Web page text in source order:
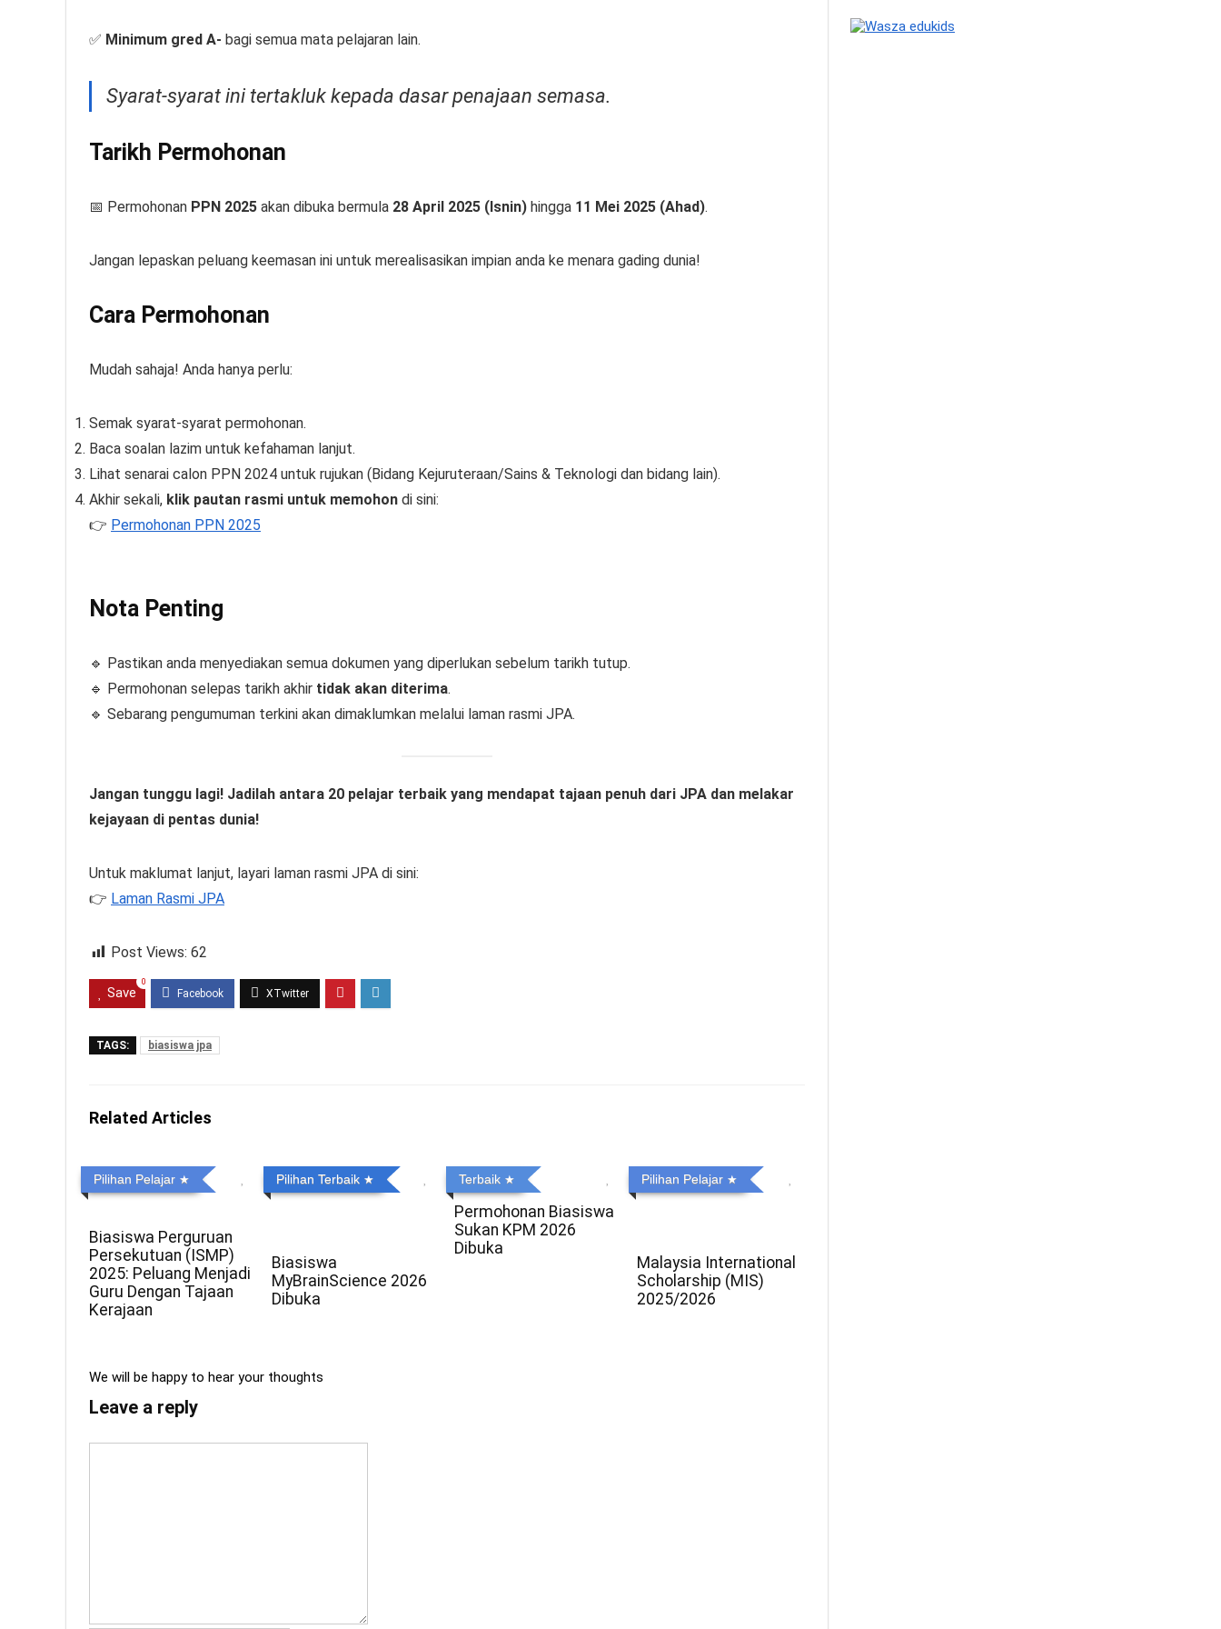
✅ Minimum gred A- bagi semua mata pelajaran lain.
Syarat-syarat ini tertakluk kepada dasar penajaan semasa.
Tarikh Permohonan
📅 Permohonan PPN 2025 akan dibuka bermula 28 April 2025 (Isnin) hingga 11 Mei 2025 (Ahad).
Jangan lepaskan peluang keemasan ini untuk merealisasikan impian anda ke menara gading dunia!
Cara Permohonan
Mudah sahaja! Anda hanya perlu:
Semak syarat-syarat permohonan.
Baca soalan lazim untuk kefahaman lanjut.
Lihat senarai calon PPN 2024 untuk rujukan (Bidang Kejuruteraan/Sains & Teknologi dan bidang lain).
Akhir sekali, klik pautan rasmi untuk memohon di sini:
👉 Permohonan PPN 2025
Nota Penting
🔹 Pastikan anda menyediakan semua dokumen yang diperlukan sebelum tarikh tutup.
🔹 Permohonan selepas tarikh akhir tidak akan diterima.
🔹 Sebarang pengumuman terkini akan dimaklumkan melalui laman rasmi JPA.
Jangan tunggu lagi! Jadilah antara 20 pelajar terbaik yang mendapat tajaan penuh dari JPA dan melakar
kejayaan di pentas dunia!
Untuk maklumat lanjut, layari laman rasmi JPA di sini:
👉 Laman Rasmi JPA
Post Views: 62
Save
0
TAGS: biasiswa jpa
Related Articles
Pilihan Pelajar
Biasiswa Perguruan
Persekutuan (ISMP)
2025: Peluang Menjadi
Guru Dengan Tajaan
Kerajaan
Pilihan Terbaik
Biasiswa
MyBrainScience 2026
Dibuka
Terbaik
Permohonan Biasiswa
Sukan KPM 2026
Dibuka
Pilihan Pelajar
Malaysia International
Scholarship (MIS)
2025/2026
We will be happy to hear your thoughts
Leave a reply